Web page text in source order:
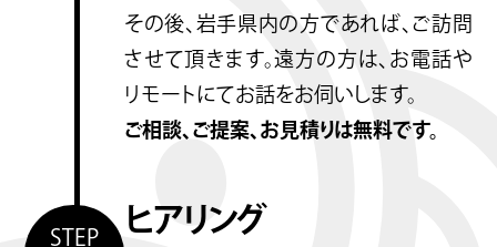
その後、岩手県内の方であれば、ご訪問
させて頂きます。遠方の方は、お電話や
リモートにてお話をお伺いします。
ご相談、ご提案、お見積りは無料です。
STEP ヒアリング